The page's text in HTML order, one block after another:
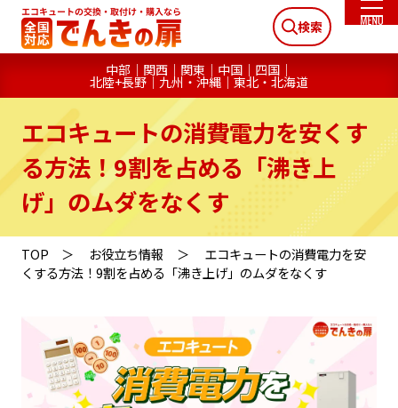
検索
中部 関西 関東 中国 四国
北陸+長野 九州・沖縄 東北・北海道
エコキュートの消費電力を安くす
る方法！9割を占める「沸き上
げ」のムダをなくす
TOP お役立ち情報
エコキュートの消費電力を安
くする方法！9割を占める「沸き上げ」のムダをなくす